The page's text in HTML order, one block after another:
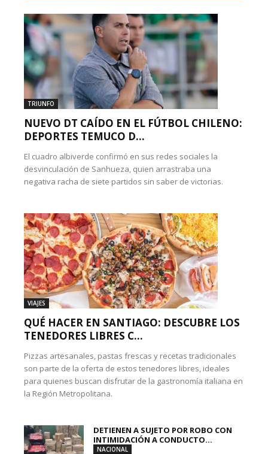
TRIUNFO
NUEVO DT CAÍDO EN EL FÚTBOL CHILENO:
DEPORTES TEMUCO D...
El cuadro albiverde confirmó en sus redes sociales la
desvinculación de Sanhueza, quien arrastraba una
negativa racha de siete partidos sin saber de victorias.
VIAJES
QUÉ HACER EN SANTIAGO: DESCUBRE LOS
TENEDORES LIBRES C...
Pizzas artesanales, pastas frescas y recetas tradicionales
son parte de la oferta de estos tenedores libres, ideales
para quienes buscan disfrutar de la gastronomía italiana en
la Región Metropolitana.
DETIENEN A SUJETO POR ROBO CON
INTIMIDACIÓN A CONDUCTO...
NACIONAL